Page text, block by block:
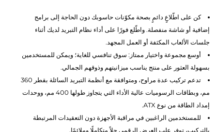
كن على اطّلاعٍ دائمٍ بصحة مكوّنات حاسوبك دون الحاجة إلى برامج
إضافية أو شاشة منفصلة. واطّلع فورًا على أداء نظام التبريد لديك أثناء
جلسات الألعاب المكثفة أو العمل المجهد.
أوسع مجموعة واختيار ممتاز: سوق تنافسي للغاية؛ ويمكن للمستخدمين
بسهولة العثور على منتج يناسب ميزانيتهم وذوقهم الجمالي.
تدعم تركيب عدة مراوح، ومتوافقة مع أنظمة التبريد السائلة بقطر 360
مم، وبطاقات الرسوميات عالية الأداء التي يتجاوز طولها 400 مم، ووحدات
إمداد الطاقة من نوع ATX.
للمستخدمين الراغبين في مراقبة الأجهزة دون التعقيدات المرتبطة
بالتركيب، توفر علب العرض الرقمي حلاً متكاملًا وملائمًا.